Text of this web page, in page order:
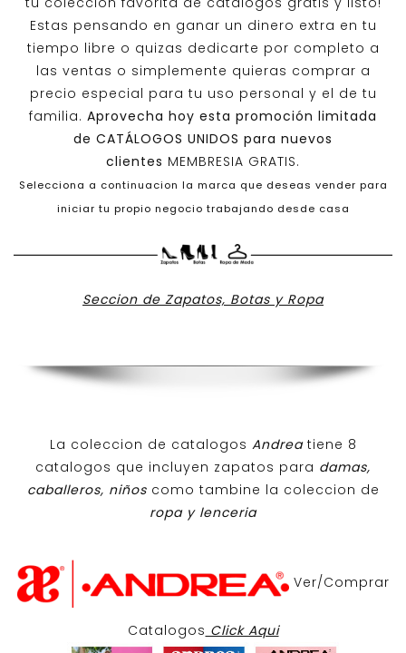
Estas pensando en ganar un dinero extra en tu
tiempo libre o quizas dedicarte por completo a
las ventas o simplemente quieras comprar a
precio especial para tu uso personal y el de tu
familia. Aprovecha hoy esta promoción limitada
de CATÁLOGOS UNIDOS para nuevos
clientes MEMBRESIA GRATIS.
Selecciona a continuacion la marca que deseas vender para
iniciar tu propio negocio trabajando desde casa
Seccion de Zapatos, Botas y Ropa
La coleccion de catalogos Andreatiene 8
catalogos que incluyen zapatos para damas,
caballeros, niños como tambine la coleccion de
ropa y lenceria
Ver/Comprar
Catalogos Click Aqui